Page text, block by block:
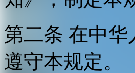
第二条 在中
遵守本规定。